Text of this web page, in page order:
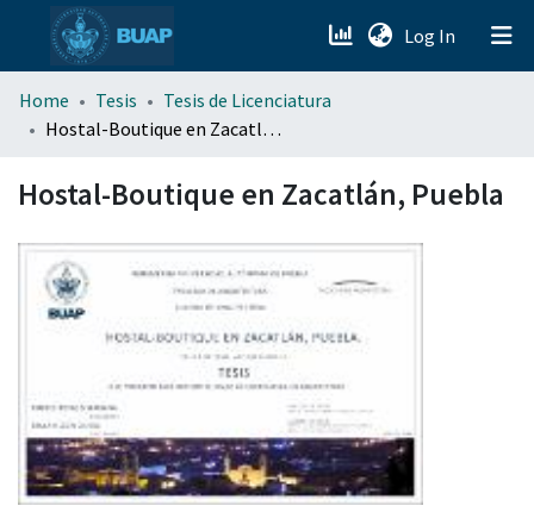
Log In (current)
menu.section.about_menu
Home Tesis
Tesis de Licenciatura
Hostal-Boutique en Zacatlán, Puebla
Hostal-Boutique en Zacatlán, Puebla